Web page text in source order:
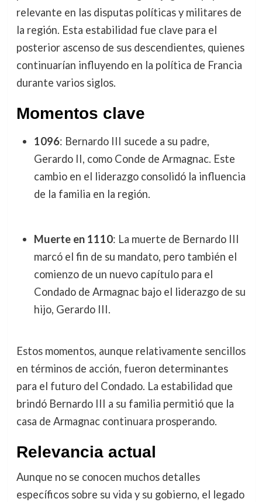
relevante en las disputas políticas y militares de
la región. Esta estabilidad fue clave para el
posterior ascenso de sus descendientes, quienes
continuarían influyendo en la política de Francia
durante varios siglos.
Momentos clave
1096: Bernardo III sucede a su padre,
Gerardo II, como Conde de Armagnac. Este
cambio en el liderazgo consolidó la influencia
de la familia en la región.
Muerte en 1110: La muerte de Bernardo III
marcó el fin de su mandato, pero también el
comienzo de un nuevo capítulo para el
Condado de Armagnac bajo el liderazgo de su
hijo, Gerardo III.
Estos momentos, aunque relativamente sencillos
en términos de acción, fueron determinantes
para el futuro del Condado. La estabilidad que
brindó Bernardo III a su familia permitió que la
casa de Armagnac continuara prosperando.
Relevancia actual
Aunque no se conocen muchos detalles
específicos sobre su vida y su gobierno, el legado